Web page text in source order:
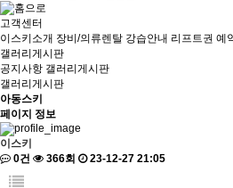
고객센터
이스키소개 장비/의류렌탈 강습안내 리프트권 예
갤러리게시판
공지사항 갤러리게시판
갤러리게시판
아동스키
페이지 정보
이스키
0건
366회 23-12-27 21:05